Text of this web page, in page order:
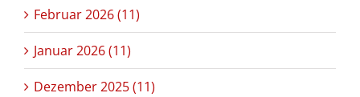
Februar 2026 (11)
Januar 2026 (11)
Dezember 2025 (11)